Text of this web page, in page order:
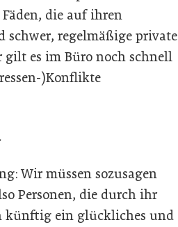
die auf ihren
schwer, regelmäßige private
gilt es im Büro noch schnell
)Konflikte
Wir müssen sozusagen
Personen, die durch ihr
künftig ein glückliches und